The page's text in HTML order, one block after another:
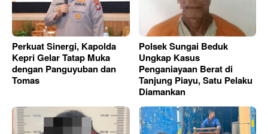
Perkuat Sinergi, Kapolda
Kepri Gelar Tatap Muka
dengan Panguyuban dan
Tomas
Polsek Sungai Beduk
Ungkap Kasus
Penganiayaan Berat di
Tanjung Piayu, Satu Pelaku
Diamankan